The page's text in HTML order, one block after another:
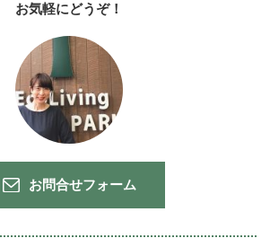
お気軽にどうぞ！
お問合せフォーム